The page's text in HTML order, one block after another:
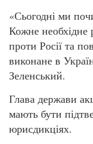
«Сьогодні ми
Кожне необхідне
проти Росії та
виконане в
Зеленський.
Глава держави
мають бути
юрисдикціях.